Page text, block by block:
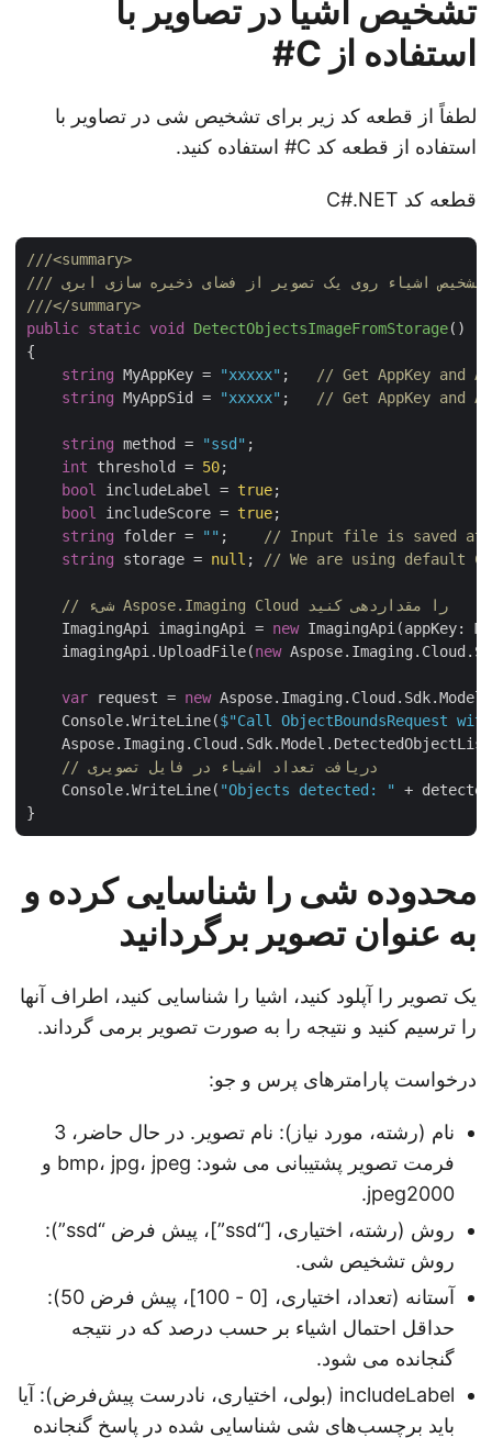
تشخیص اشیا در تصاویر با
استفاده از C#
لطفاً از قطعه کد زیر برای تشخیص شی در تصاویر با
استفاده از قطعه کد C# استفاده کنید.
قطعه کد C#.NET
///<summary>
///
///</summary>
public static void DetectObjectsImageFromStorage (
string MyAppKey = "xxxxx" ; // Get AppKey and
string MyAppSid = "xxxxx" ; // Get AppKey and
string method = "ssd"
int threshold = 50
bool includeLabel = true
bool includeScore = true
string folder = "" ; // Input file is saved
string storage = null ; // We are using default
// شیء Aspose.Imaging Cloud را مقداردهی کنید
    ImagingApi imagingApi =
new ImagingApi(appKey:
    imagingApi.UploadFile(
new
var request = new
    Console.WriteLine(
$"Call ObjectBoundsRequest
// دریافت تعداد اشیاء در فایل تصویری
    Console.WriteLine(
"Objects detected: " +
محدوده شی را شناسایی کرده و
به عنوان تصویر برگردانید
یک تصویر را آپلود کنید، اشیا را شناسایی کنید، اطراف آنها
را ترسیم کنید و نتیجه را به صورت تصویر برمی گرداند.
درخواست پارامترهای پرس و جو:
نام (رشته، مورد نیاز): نام تصویر. در حال حاضر، 3
فرمت تصویر پشتیبانی می شود: bmp، jpg، jpeg و
jpeg2000.
روش (رشته، اختیاری، [“ssd”]، پیش فرض “ssd”):
روش تشخیص شی.
آستانه (تعداد، اختیاری، [0 - 100]، پیش فرض 50):
حداقل احتمال اشیاء بر حسب درصد که در نتیجه
گنجانده می شود.
includeLabel (بولی، اختیاری، نادرست پیش‌فرض): آیا
باید برچسب‌های شی شناسایی شده در پاسخ گنجانده